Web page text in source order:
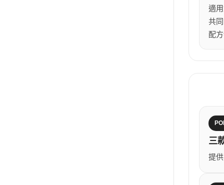
適
共
配
三
提